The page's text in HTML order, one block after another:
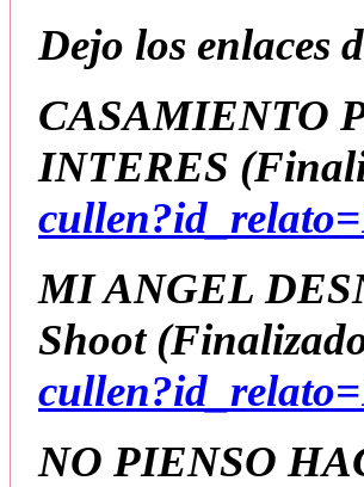
Dejo los enlaces
CASAMIENTO
INTERES
MI ANGEL
Shoot
NO PIENSO